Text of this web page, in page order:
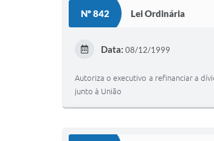
Nº 842 Lei Ordinária
Data: 08/12/1999
Autoriza o executivo a refinanciar a
junto à União